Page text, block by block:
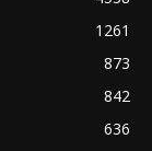
1261
873
842
636